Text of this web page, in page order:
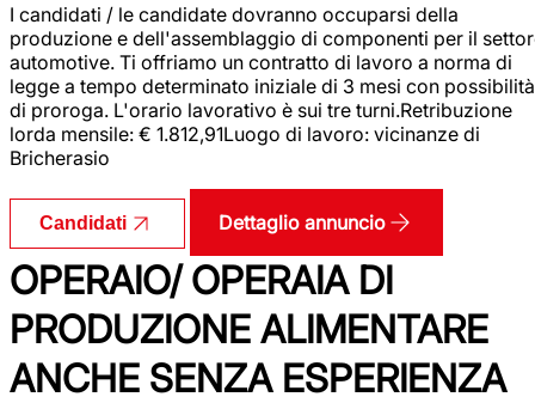
I candidati / le candidate dovranno occuparsi della
produzione e dell'assemblaggio di componenti per il
automotive. Ti offriamo un contratto di lavoro a norma di
legge a tempo determinato iniziale di 3 mesi con possibilità
di proroga. L'orario lavorativo è sui tre turni.Retribuzione
lorda mensile: € 1.812,91Luogo di lavoro: vicinanze di
Bricherasio
Candidati Dettaglio annuncio
OPERAIO/ OPERAIA DI
PRODUZIONE ALIMENTARE
ANCHE SENZA ESPERIENZA